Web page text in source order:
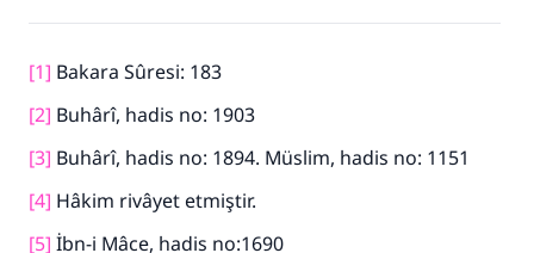
[1] Bakara Sûresi: 183
[2] Buhârî, hadis no: 1903
[3] Buhârî, hadis no: 1894. Müslim, hadis no: 1151
[4] Hâkim rivâyet etmiştir.
[5] İbn-i Mâce, hadis no:1690